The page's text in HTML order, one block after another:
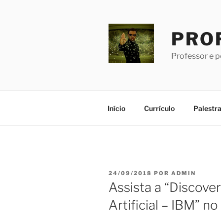
Professor e
Início Currículo
PUBLICADO
EM
24/09/2018 POR ADMIN
Assista a
Artificial – IBM” no